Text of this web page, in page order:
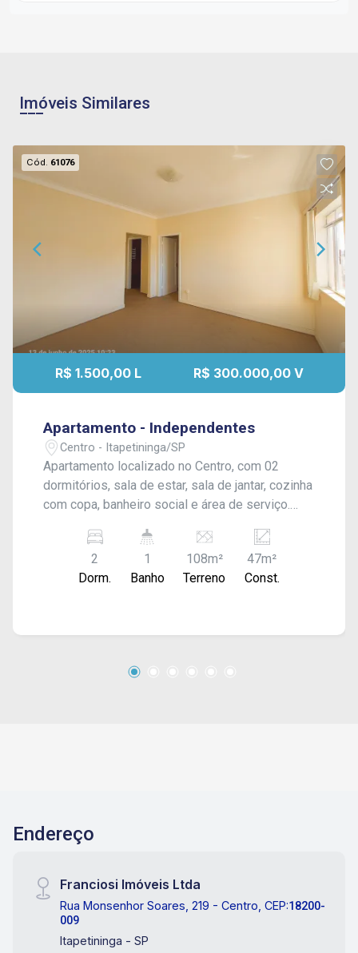
Imóveis Similares
Cód. 61076
R$ 1.500,00 L R$ 300.000,00 V
Apartamento - Independentes
Centro - Itapetininga/SP
Apartamento localizado no Centro, com 02
dormitórios, sala de estar, sala de jantar, cozinha
com copa, banheiro social e área de serviço.
carpete. #estudantes
2
Dorm.
1
Banho
108m²
Terreno
47m²
Const.
Endereço
Franciosi Imóveis Ltda
Rua Monsenhor Soares, 219 - Centro, CEP:18200-
009
Itapetininga - SP